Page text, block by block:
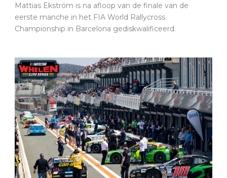
Mattias Ekström is na afloop van de finale van de
eerste manche in het FIA World Rallycross
Championship in Barcelona gediskwalificeerd.